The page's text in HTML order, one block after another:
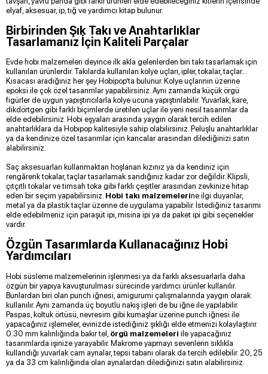
elyaf, aksesuar, ip, tığ ve yardımcı kitap bulunur.
Birbirinden Şık Takı ve Anahtarlıklar
Tasarlamanız İçin Kaliteli Parçalar
Evde hobi malzemeleri deyince ilk akla gelenlerden biri takı tasarlamak için
kullanılan ürünlerdir. Takılarda kullanılan kolye uçları, ipler, tokalar, taçlar…
Kısacası aradığınız her şey Hobipop’ta bulunur. Kolye uçlarının üzerine
epoksi ile çok özel tasarımlar yapabilirsiniz. Aynı zamanda küçük örgü
figürler de uygun yapıştırıcılarla kolye ucuna yapıştırılabilir. Yuvarlak, kare,
dikdörtgen gibi farklı biçimlerde üretilen uçlar ile yeni nesil tasarımlar da
elde edebilirsiniz. Hobi eşyaları arasında yaygın olarak tercih edilen
anahtarlıklara da Hobipop kalitesiyle sahip olabilirsiniz. Peluşlu anahtarlıklar
ya da kendinize özel tasarımlar için kancalar arasından dilediğinizi satın
alabilirsiniz.
Saç aksesuarları kullanmaktan hoşlanan kızınız ya da kendiniz için
rengârenk tokalar, taçlar tasarlamak sandığınız kadar zor değildir. Klipsli,
çıtçıtlı tokalar ve timsah toka gibi farklı çeşitler arasından zevkinize hitap
eden bir seçim yapabilirsiniz. Hobi takı malzemelerine ilgi duyanlar,
metal ya da plastik taçlar üzerine de uygulama yapabilir. İstediğiniz tasarımı
elde edebilmeniz için paraşüt ipi, misina ipi ya da paket ipi gibi seçenekler
vardır.
Özgün Tasarımlarda Kullanacağınız Hobi
Yardımcıları
Hobi süsleme malzemelerinin işlenmesi ya da farklı aksesuarlarla daha
özgün bir yapıya kavuşturulması sürecinde yardımcı ürünler kullanılır.
Bunlardan biri olan punch iğnesi, amigurumi çalışmalarında yaygın olarak
kullanılır. Aynı zamanda üç boyutlu nakış işleri de bu iğne ile yapılabilir.
Paspas, koltuk örtüsü, nevresim gibi kumaşlar üzerine punch iğnesi ile
yapacağınız işlemeler, evinizde istediğiniz şıklığı elde etmenizi kolaylaştırır.
0.30 mm kalınlığında bakır tel, örgü malzemeleri ile yapacağınız
tasarımlarda işinize yarayabilir. Makrome yapmayı sevenlerin sıklıkla
kullandığı yuvarlak cam aynalar, tepsi tabanı olarak da tercih edilebilir. 20, 25
ya da 33 cm kalınlığında olan aynalardan dilediğinizi satın alabilirsiniz.